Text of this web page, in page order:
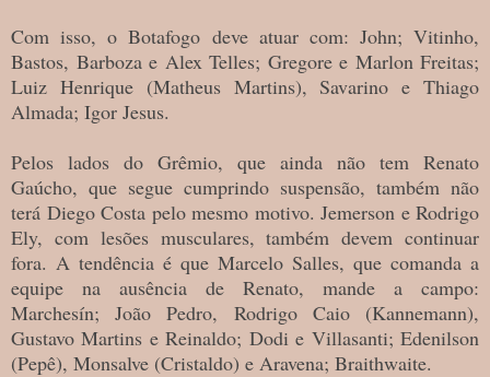
Com isso, o Botafogo deve atuar com: John; Vitinho,
Bastos, Barboza e Alex Telles; Gregore e Marlon Freitas;
Luiz Henrique (Matheus Martins), Savarino e Thiago
Almada; Igor Jesus.
Pelos lados do Grêmio, que ainda não tem Renato
Gaúcho, que segue cumprindo suspensão, também não
terá Diego Costa pelo mesmo motivo. Jemerson e Rodrigo
Ely, com lesões musculares, também devem continuar
fora. A tendência é que Marcelo Salles, que comanda a
equipe na ausência de Renato, mande a campo:
Marchesín; João Pedro, Rodrigo Caio (Kannemann),
Gustavo Martins e Reinaldo; Dodi e Villasanti; Edenilson
(Pepê), Monsalve (Cristaldo) e Aravena; Braithwaite.